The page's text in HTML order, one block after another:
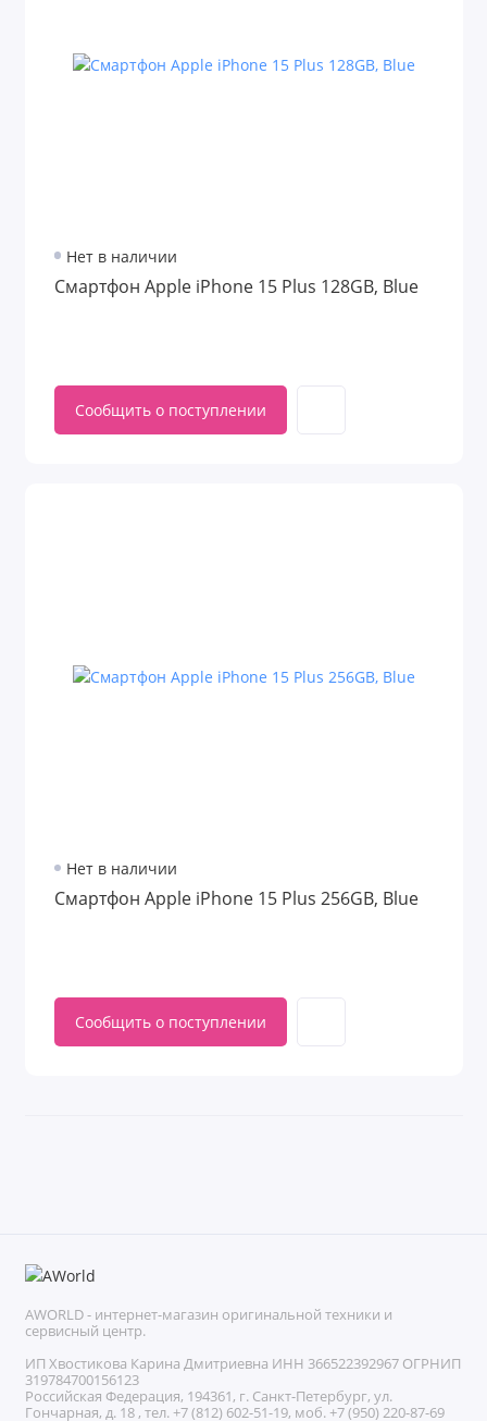
Нет в наличии
Смартфон Apple iPhone 15 Plus 128GB, Blue
Сообщить о поступлении
Нет в наличии
Смартфон Apple iPhone 15 Plus 256GB, Blue
Сообщить о поступлении
AWORLD - интернет-магазин оригинальной техники и
сервисный центр.
ИП Хвостикова Карина Дмитриевна ИНН 366522392967 ОГРНИП
319784700156123
Российская Федерация, 194361, г. Санкт-Петербург, ул.
Гончарная, д. 18 , тел. +7 (812) 602-51-19, моб. +7 (950) 220-87-69